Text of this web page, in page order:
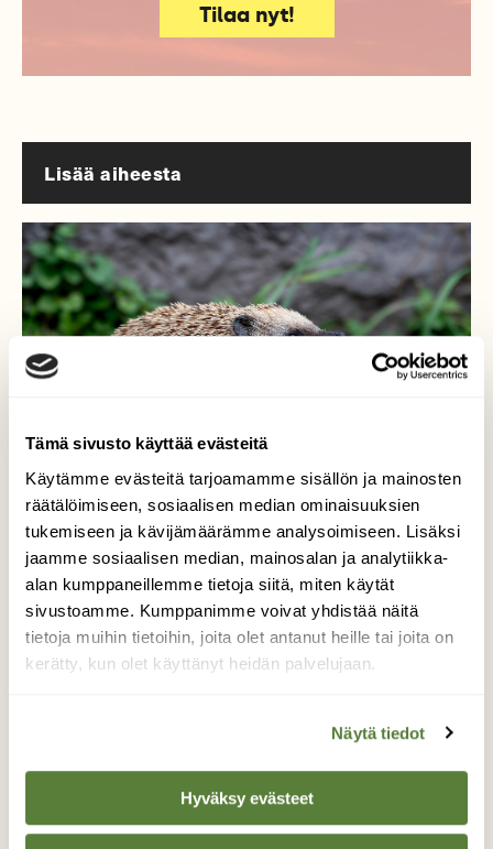
Tämä sivusto käyttää evästeitä
Käytämme evästeitä tarjoamamme sisällön ja mainosten
räätälöimiseen, sosiaalisen median ominaisuuksien
tukemiseen ja kävijämäärämme analysoimiseen. Lisäksi
jaamme sosiaalisen median, mainosalan ja analytiikka-
alan kumppaneillemme tietoja siitä, miten käytät
sivustoamme. Kumppanimme voivat yhdistää näitä
tietoja muihin tietoihin, joita olet antanut heille tai joita on
kerätty, kun olet käyttänyt heidän palvelujaan.
Näytä tiedot
Hyväksy evästeet
Tilaa nyt!
Lisää aiheesta
NISÄKKÄÄT
Ihminen toi siilin Suomeen – 150 vuotta
myöhemmin piikkipallo on lähes uhanalainen